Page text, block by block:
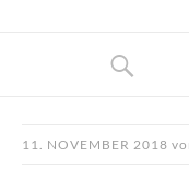
11. NOVEMBER 2018